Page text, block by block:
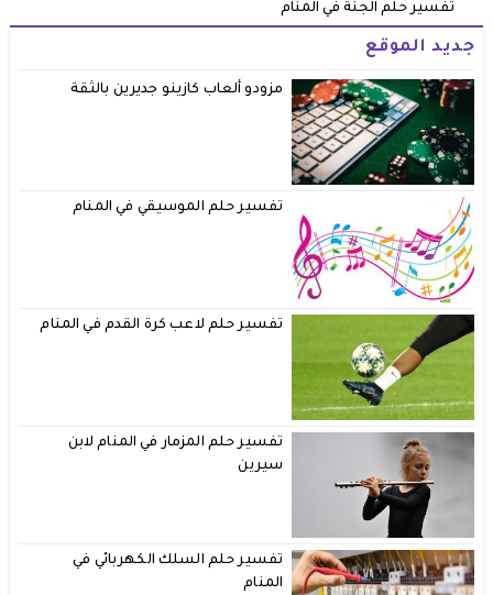
تفسير حلم الجنة في المنام
جديد الموقع
مزودو ألعاب كازينو جديرين بالثقة
تفسير حلم الموسيقي في المنام
تفسير حلم لاعب كرة القدم في المنام
تفسير حلم المزمار في المنام لابن
سيرين
تفسير حلم السلك الكهربائي في
المنام